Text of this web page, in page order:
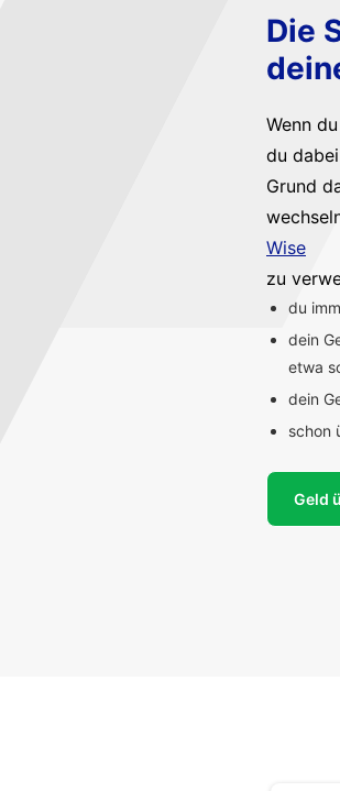
Die
Wenn
du
Grund
Wise
zu
du
dein
etwa
dein
schon
Geld